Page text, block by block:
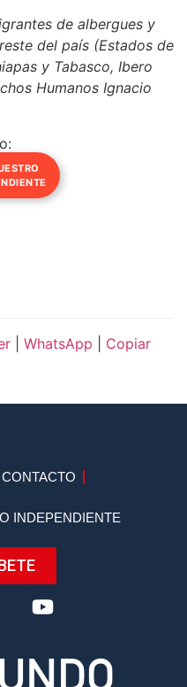
de albergues y
del país (Estados de
y Tabasco, Ibero
Humanos Ignacio
WhatsApp
Copiar
CONTACTO
INDEPENDIENTE